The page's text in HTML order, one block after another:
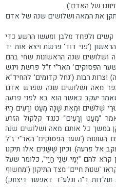
של האדם').
את המאה ושלושים שנה של אדם
קשים ולפחד מלבן ומעשו הרשע כדי
('פני דוד' פרשת ויצא אות יד
ושלושים שנה הראשונות שחי בהם
הפסוקים' האר"י ז"ל פרשת ויגש
וצרות רבות ('נחל קדומים' להחיד"א
מאה ושלושים שנה שפרש אדם
יעקב כאשר הוא בא לפני פרעה
שְׁלשִׁים וּמְאַת שָׁנָה מְעַט וְרָעִים הָיוּ
"מְעַט וְרָעִים" כנגד קלקול הזרע
במשך כל אותם מאה ושלושים שנה
העוונות ('שער הפסוקים' האר"י ז"ל
אל פרעה). וכיון שֶׁשָּׁנִים אלו תיקנו
להם "יְמֵי שְׁנֵי חַיַּי", כלומר שעל
'שנות חיים' מצד התיקון ('מחשוף
ד"ה ונלע"ד דאפשר דיצחק)